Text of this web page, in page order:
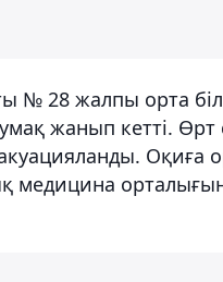
№ 28 жалпы орта
жанып кетті. Өрт
Оқиға
медицина